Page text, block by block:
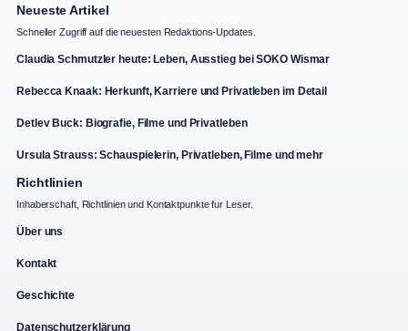
Neueste Artikel
Schneller Zugriff auf die neuesten Redaktions-Updates.
Claudia Schmutzler heute: Leben, Ausstieg bei SOKO Wismar
Rebecca Knaak: Herkunft, Karriere und Privatleben im Detail
Detlev Buck: Biografie, Filme und Privatleben
Ursula Strauss: Schauspielerin, Privatleben, Filme und mehr
Richtlinien
Inhaberschaft, Richtlinien und Kontaktpunkte fur Leser.
Über uns
Kontakt
Geschichte
Datenschutzerklärung